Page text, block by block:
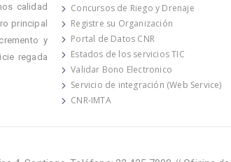
calidad
principal
y
regada
Concursos de Riego y Drenaje
Registre su Organización
Portal de Datos CNR
Estados de los servicios TIC
Validar Bono Electronico
Servicio de integración (Web Service)
CNR-IMTA